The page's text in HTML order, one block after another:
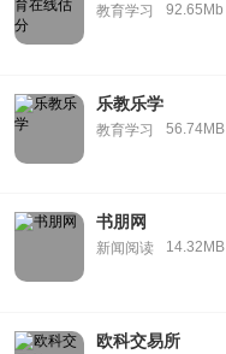
教育学习 92.65Mb
乐教乐学
教育学习 56.74MB
书朋网
新闻阅读 14.32MB
欧科交易所